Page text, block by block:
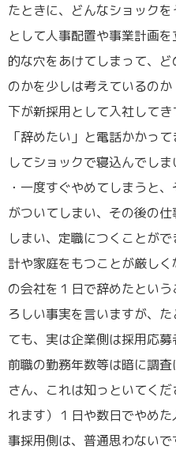
たときに、どんなショック
として人事配置や事業計画
的な穴をあけてしまって、
のかを少しは考えているの
下が新採用として入社して
「辞めたい」と電話かかっ
してショックで寝込んでしま
・一度すぐやめてしまうと
がついてしまい、その後の
しまい、定職につくことが
計や家庭をもつことが厳し
の会社を１日で辞めたとい
ろしい事実を言いますが、
ても、実は企業側は採用応
前職の勤務年数等は暗に調
さん、これは知っといてく
れます）１日や数日でやめ
事採用側は、普通思わない